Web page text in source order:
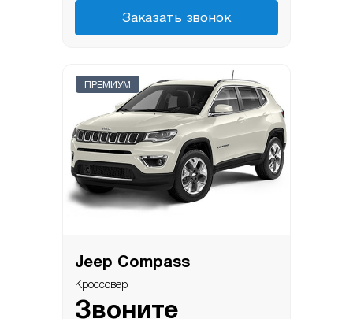
Заказать звонок
ПРЕМИУМ
Jeep Compass
Кроссовер
Звоните